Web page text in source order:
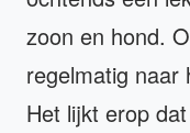
zoon en hond.
regelmatig naar
Het lijkt erop